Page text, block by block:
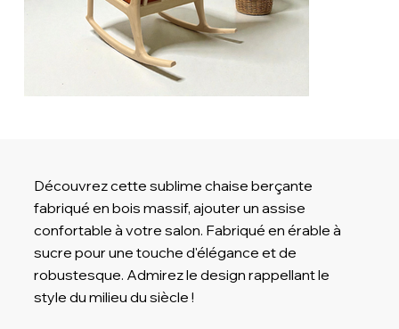
Découvrez cette sublime chaise berçante
fabriqué en bois massif, ajouter un assise
confortable à votre salon. Fabriqué en érable à
sucre pour une touche d'élégance et de
robustesque. Admirez le design rappellant le
style du milieu du siècle !